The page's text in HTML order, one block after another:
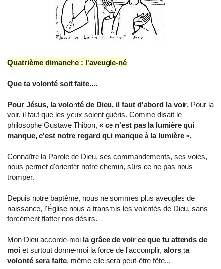
Quatrième dimanche : l'aveugle-né
Que ta volonté soit faite....
Pour Jésus, la volonté de Dieu, il faut d'abord la voir. Pour la
voir, il faut que les yeux soient guéris. Comme disait le
philosophe Gustave Thibon, « ce n'est pas la lumière qui
manque, c'est notre regard qui manque à la lumière ».
Connaître la Parole de Dieu, ses commandements, ses voies,
nous permet d'orienter notre chemin, sûrs de ne pas nous
tromper.
Depuis notre baptême, nous ne sommes plus aveugles de
naissance, l'Église nous a transmis les volontés de Dieu, sans
forcément flatter nos désirs.
Mon Dieu accorde-moi la grâce de voir ce que tu attends de
moi et surtout donne-moi la force de l'accomplir, alors ta
volonté sera faite, même elle sera peut-être fête...